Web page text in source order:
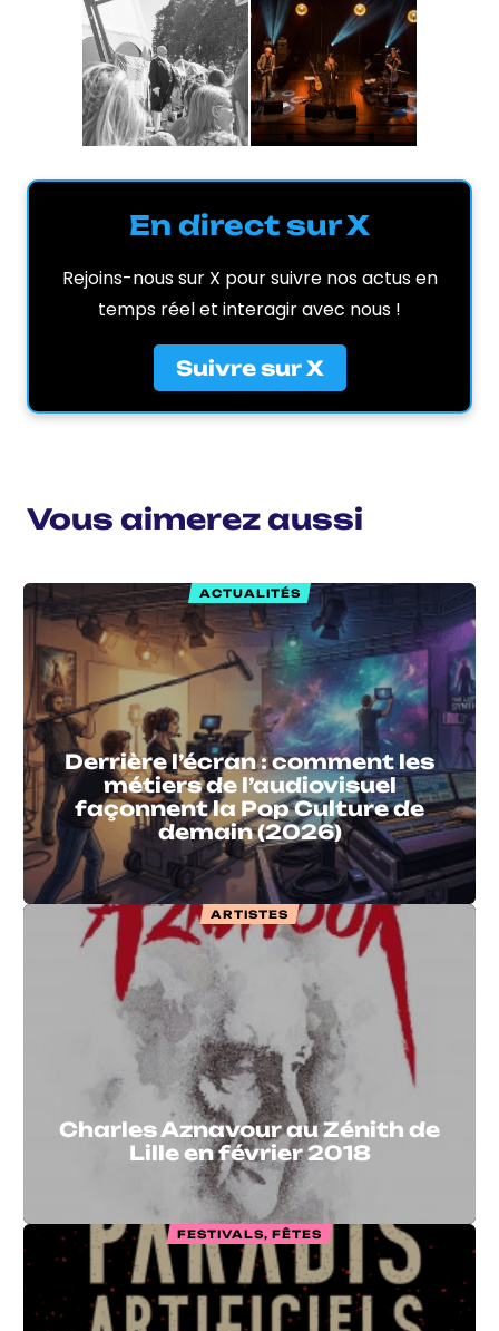
En direct sur X
Rejoins-nous sur X pour suivre nos actus en
temps réel et interagir avec nous !
Suivre sur X
Vous aimerez aussi
ACTUALITÉS
Derrière l’écran : comment les
métiers de l’audiovisuel
façonnent la Pop Culture de
demain (2026)
ARTISTES
Charles Aznavour au Zénith de
Lille en février 2018
FESTIVALS, FÊTES